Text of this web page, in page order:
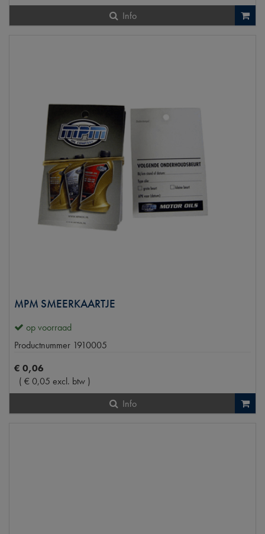
Info
MPM SMEERKAARTJE
op voorraad
Productnummer 1910005
€ 0,06
( €0,05 excl. btw )
Info